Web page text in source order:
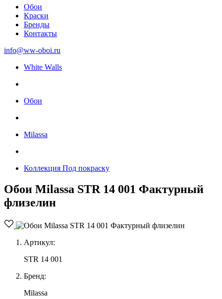
Обои
Краски
Бренды
Контакты
info@ww-oboi.ru
White Walls
Обои
Milassa
Коллекция Под покраску
Обои Milassa STR 14 001 Фактурный
флизелин
Артикул:
STR 14 001
Бренд:
Milassa